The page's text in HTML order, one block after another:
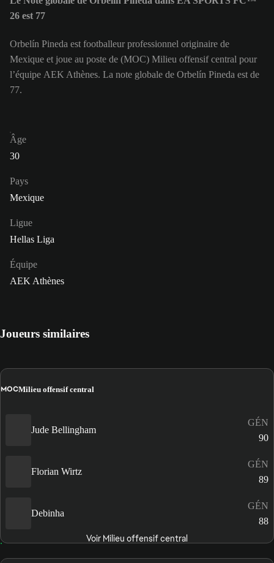
26 est 77
Orbelín Pineda est footballeur professionnel originaire de
Mexique et joue au poste de (MOC) Milieu offensif central pour
l’équipe AEK Athènes. La note globale de Orbelín Pineda est de
77.
Âge
30
Pays
Mexique
Ligue
Hellas Liga
Équipe
AEK Athènes
Joueurs similaires
MOCMilieu offensif central
Jude Bellingham
GÉN
90
Florian Wirtz
GÉN
89
Debinha
GÉN
88
Voir Milieu offensif central